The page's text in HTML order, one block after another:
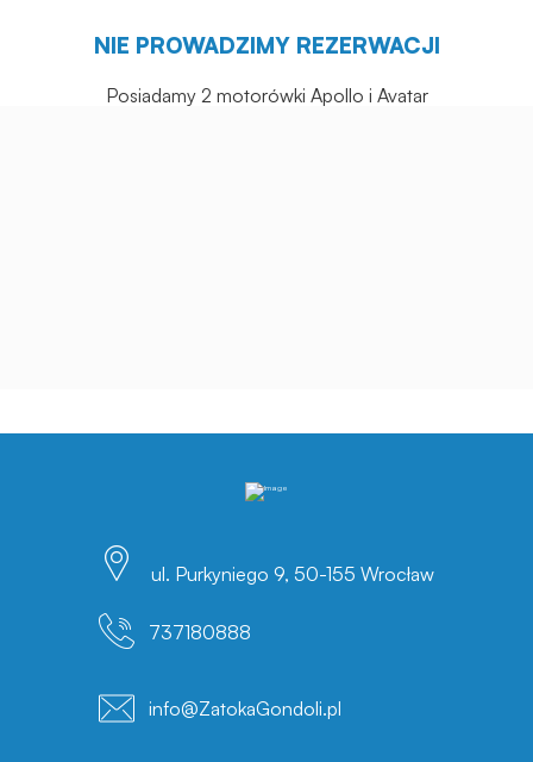
NIE PROWADZIMY REZERWACJI
Posiadamy 2 motorówki Apollo i Avatar
ul. Purkyniego 9, 50-155 Wrocław
737180888
info@ZatokaGondoli.pl